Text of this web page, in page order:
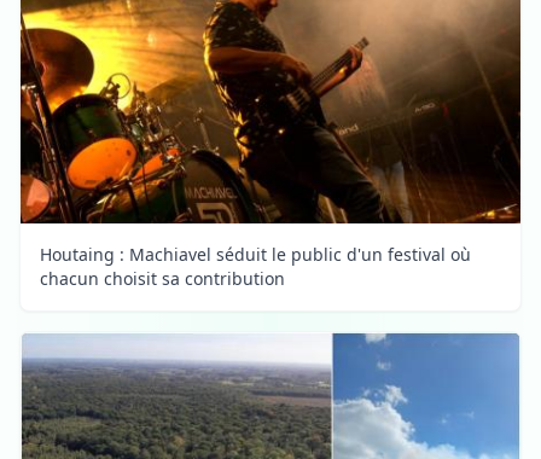
Houtaing : Machiavel séduit le public d'un festival où
chacun choisit sa contribution